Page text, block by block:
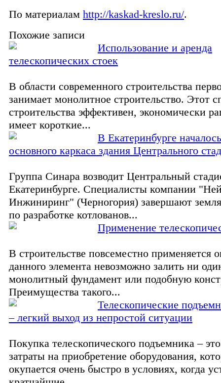
По материалам http://kaskad-kreslo.ru/.
Похожие записи
Использование и аренда
телескопических стоек
В области современного строительства
занимает монолитное строительство. Этот
строительства эффективен, экономически
имеет короткие...
В Екатеринбурге
основного каркаса здания Центрального
Группа Синара возводит Центральный
Екатеринбурге. Специалисты компании
Инжиниринг" (Черногория) завершают
по разработке котлованов...
Применение
В строительстве повсеместно применяется
данного элемента невозможно залить ни
монолитный фундамент или подобную
Преимущества такого...
Телескопические
– легкий выход из непростой ситуации
Покупка телескопического подъемника –
затраты на приобретение оборудования,
окупается очень быстро в условиях, когда